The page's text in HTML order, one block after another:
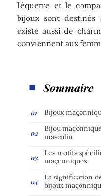
l’équerre et le
bijoux sont
existe aussi de
conviennent aux
Sommaire
Bijoux
Bijou
masculin
Les motifs
maçonniques
La signification
bijoux